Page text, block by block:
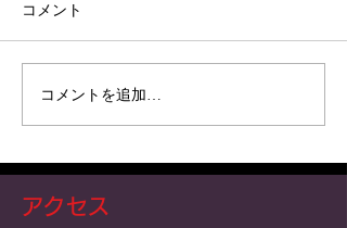
トライトン GSRを見てき
ました！
コメント
コメントを追加…
アクセス